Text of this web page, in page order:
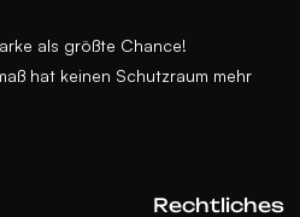
als größte Chance!
hat keinen Schutzraum mehr
Rechtliches